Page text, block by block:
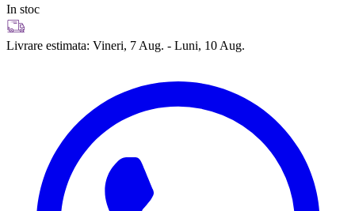
In stoc
Livrare estimata: Vineri, 7 Aug. - Luni, 10 Aug.